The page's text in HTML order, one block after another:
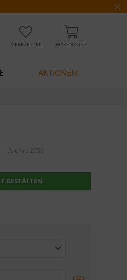
MERKZETTEL WARENKORB
AKTIONEN
Art.Nr.: 2559
GESTALTEN